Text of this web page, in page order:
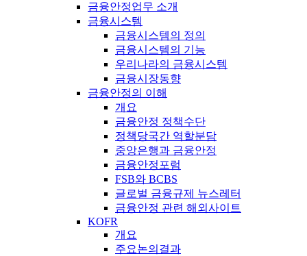
금융안정업무 소개
금융시스템
금융시스템의 정의
금융시스템의 기능
우리나라의 금융시스템
금융시장동향
금융안정의 이해
개요
금융안정 정책수단
정책당국간 역할분담
중앙은행과 금융안정
금융안정포럼
FSB와 BCBS
글로벌 금융규제 뉴스레터
금융안정 관련 해외사이트
KOFR
개요
주요논의결과